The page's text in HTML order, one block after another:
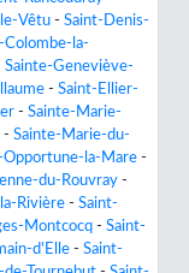
Vêtu - Saint-Denis-
Colombe-la-
Sainte-Geneviève-
- Saint-Ellier-
- Sainte-Marie-
- Sainte-Marie-du-
Opportune-la-Mare -
du-Rouvray -
Rivière - Saint-
Montcocq - Saint-
d'Elle - Saint-